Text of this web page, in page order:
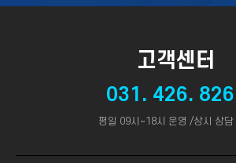
고객센터
031. 426.
평일 09시~18시 운영 /상시 상담